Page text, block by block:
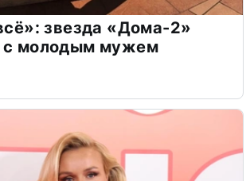
звезда «Дома-2»
с молодым мужем